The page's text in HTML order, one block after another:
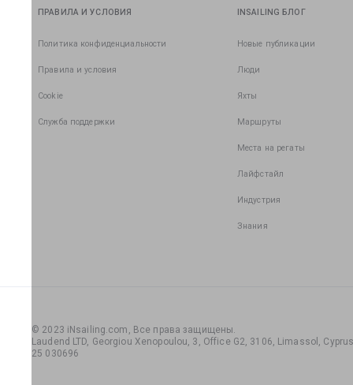
ПРАВИЛА И УСЛОВИЯ
Политика конфиденциальности
Правила и условия
Cookie
Служба поддержки
INSAILING БЛОГ
Новые публикации
Люди
Яхты
Маршруты
Места на регаты
Лайфстайл
Индустрия
Знания
© 2023 iNsailing.com, Все права защищены.
Laudend LTD, Georgiou Xenopoulou, 3, Office G2, 3106, Limassol,
25 030696